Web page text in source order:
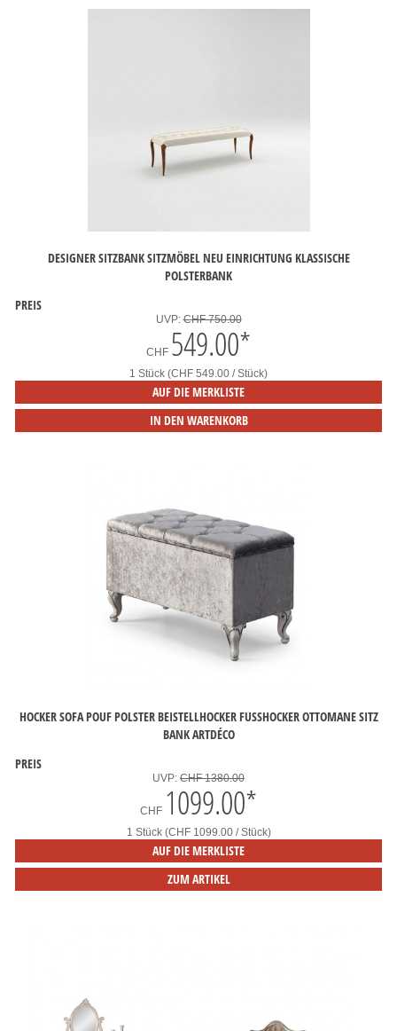
DESIGNER SITZBANK SITZMÖBEL NEU EINRICHTUNG KLASSISCHE
POLSTERBANK
PREIS
UVP:CHF 750.00
CHF 549.00*
1 Stück (CHF 549.00 / Stück)
AUF DIE MERKLISTE
IN DEN WARENKORB
HOCKER SOFA POUF POLSTER BEISTELLHOCKER FUSSHOCKER OTTOMANE SITZ B
ANK ARTDÉCO
PREIS
UVP: CHF 1380.00
CHF 1099.00*
1 Stück (CHF 1099.00 / Stück)
AUF DIE MERKLISTE
ZUM ARTIKEL